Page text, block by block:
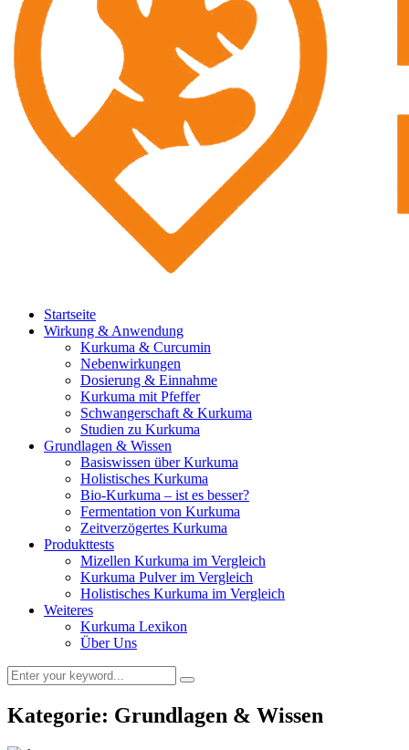
Startseite
Wirkung & Anwendung
Kurkuma & Curcumin
Nebenwirkungen
Dosierung & Einnahme
Kurkuma mit Pfeffer
Schwangerschaft & Kurkuma
Studien zu Kurkuma
Grundlagen & Wissen
Basiswissen über Kurkuma
Holistisches Kurkuma
Bio-Kurkuma – ist es besser?
Fermentation von Kurkuma
Zeitverzögertes Kurkuma
Produkttests
Mizellen Kurkuma im Vergleich
Kurkuma Pulver im Vergleich
Holistisches Kurkuma im Vergleich
Weiteres
Kurkuma Lexikon
Über Uns
Kategorie: Grundlagen & Wissen